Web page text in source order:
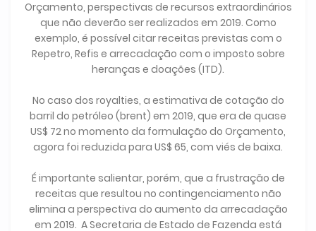
Orçamento, perspectivas de recursos extraordinários
que não deverão ser realizados em 2019. Como
exemplo, é possível citar receitas previstas com o
Repetro, Refis e arrecadação com o imposto sobre
heranças e doações (ITD).
No caso dos royalties, a estimativa de cotação do
barril do petróleo (brent) em 2019, que era de quase
US$ 72 no momento da formulação do Orçamento,
agora foi reduzida para US$ 65, com viés de baixa.
É importante salientar, porém, que a frustração de
receitas que resultou no contingenciamento não
elimina a perspectiva do aumento da arrecadação
em 2019. A Secretaria de Estado de Fazenda está